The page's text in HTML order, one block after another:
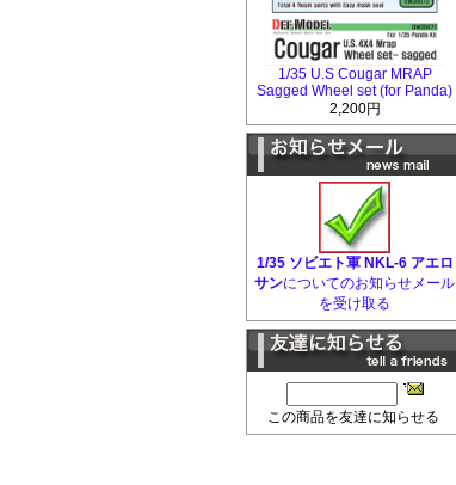
1/35 U.S Cougar MRAP
Sagged Wheel set (for Panda)
2,200円
1/35 ソビエト軍 NKL-6 アエロ
サンについてのお知らせメール
を受け取る
この商品を友達に知らせる